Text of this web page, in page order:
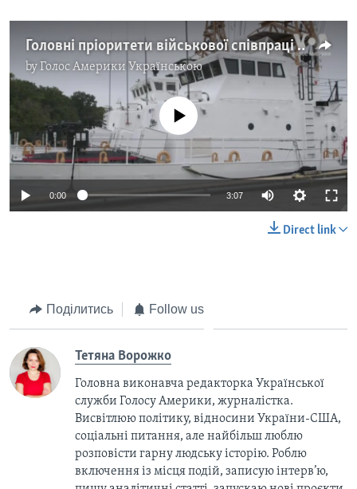
Головні пріоритети військової співпраці між Україною та США. Відео
byГолос Америки Українською
No media source currently available
0:00 3:07
Direct link
Поділитись Follow us
Тетяна Ворожко
Головна виконавча редакторка Української
служби Голосу Америки, журналістка.
Висвітлюю політику, відносини України-США,
соціальні питання, але найбільш люблю
розповісти гарну людську історію. Роблю
включення із місця подій, записую інтерв’ю,